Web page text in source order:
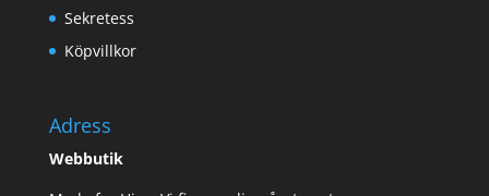
Sekretess
Köpvillkor
Adress
Webbutik